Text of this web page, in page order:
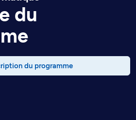
du
du programme